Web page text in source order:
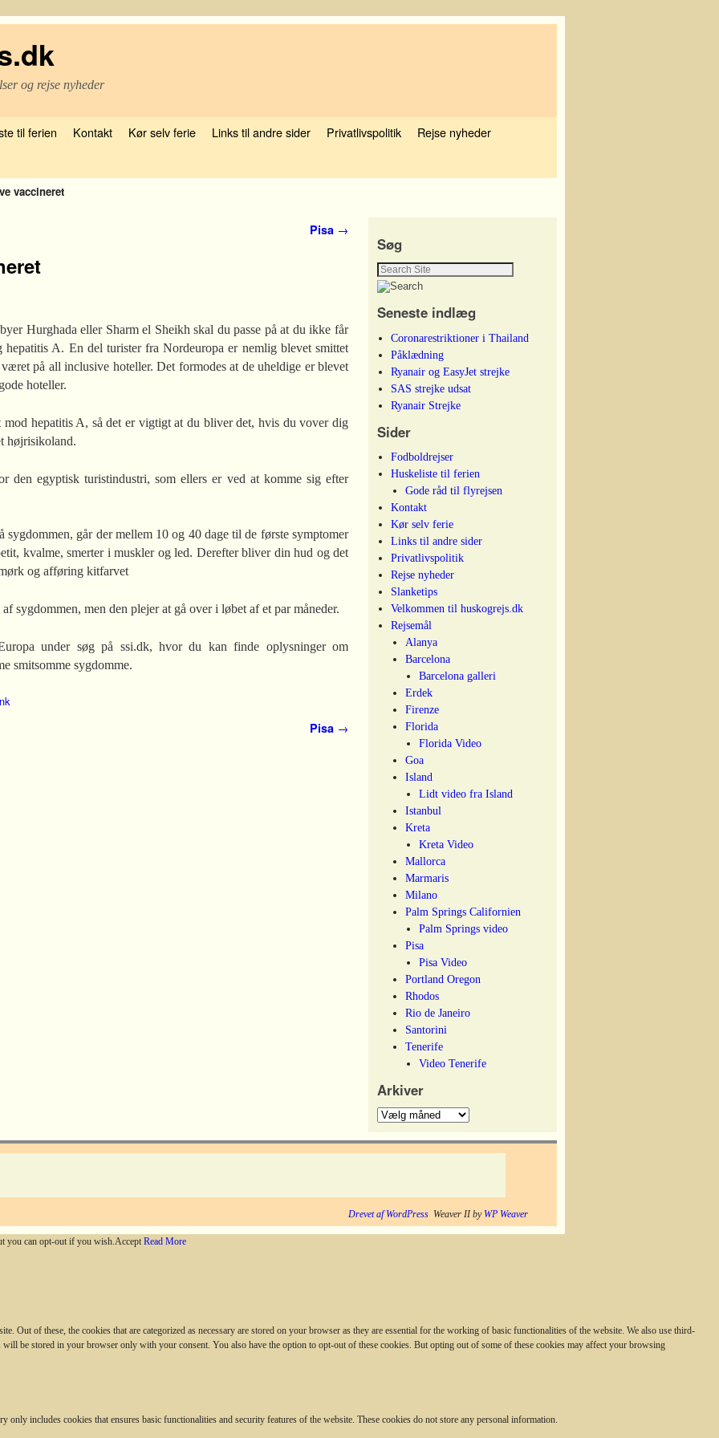
og rejse nyheder
til ferien Kontakt Kør selv ferie Links til andre sider Privatlivspolitik
Rejse nyheder
vaccineret
Pisa →
Hurghada eller Sharm el Sheikh skal du passe på at du ikke får
A. En del turister fra Nordeuropa er nemlig blevet smittet
på all inclusive hoteller. Det formodes at de uheldige er blevet
hoteller.
mod hepatitis A, så det er vigtigt at du bliver det, hvis du vover dig
højrisikoland.
den egyptisk turistindustri, som ellers er ved at komme sig efter
går der mellem 10 og 40 dage til de første symptomer
kvalme, smerter i muskler og led. Derefter bliver din hud og det
og afføring kitfarvet
sygdommen, men den plejer at gå over i løbet af et par måneder.
under søg på ssi.dk, hvor du kan finde oplysninger om
smitsomme sygdomme.
Pisa →
Søg
Seneste indlæg
Coronarestriktioner i Thailand
Påklædning
Ryanair og EasyJet strejke
SAS strejke udsat
Ryanair Strejke
Sider
Fodboldrejser
Huskeliste til ferien
Gode råd til flyrejsen
Kontakt
Kør selv ferie
Links til andre sider
Privatlivspolitik
Rejse nyheder
Slanketips
Velkommen til huskogrejs.dk
Rejsemål
Alanya
Barcelona
Barcelona galleri
Erdek
Firenze
Florida
Florida Video
Goa
Island
Lidt video fra Island
Istanbul
Kreta
Kreta Video
Mallorca
Marmaris
Milano
Palm Springs Californien
Palm Springs video
Pisa
Pisa Video
Portland Oregon
Rhodos
Rio de Janeiro
Santorini
Tenerife
Video Tenerife
Arkiver
Drevet af WordPress Weaver II by WP Weaver
you can opt-out if you wish.Accept Read More
Out of these, the cookies that are categorized as necessary are stored on your browser as they are essential for the working of basic functionalities of the website. We also use third-
be stored in your browser only with your consent. You also have the option to opt-out of these cookies. But opting out of some of these cookies may affect your browsing
includes cookies that ensures basic functionalities and security features of the website. These cookies do not store any personal information.